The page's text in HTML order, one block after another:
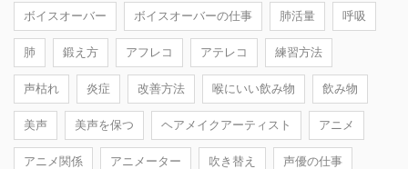
ボイスオーバー ボイスオーバーの仕事 肺活量 呼吸
肺 鍛え方 アフレコ アテレコ 練習方法
声枯れ 炎症 改善方法 喉にいい飲み物 飲み物
美声 美声を保つ ヘアメイクアーティスト アニメ
アニメ関係 アニメーター 吹き替え 声優の仕事